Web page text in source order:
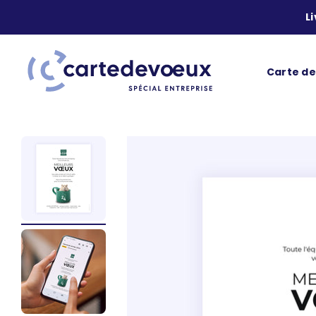
Carte
Carte de voeux